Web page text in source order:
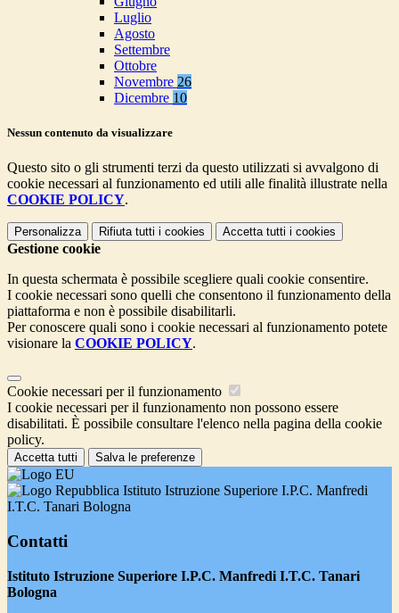
Luglio
Agosto
Settembre
Ottobre
Novembre 26
Dicembre 10
Nessun contenuto da visualizzare
Questo sito o gli strumenti terzi da questo utilizzati si avvalgono di
cookie necessari al funzionamento ed utili alle finalità illustrate nella
COOKIE POLICY.
Personalizza Rifiuta tutti i cookies Accetta tutti i cookies
Gestione cookie
In questa schermata è possibile scegliere quali cookie consentire.
I cookie necessari sono quelli che consentono il funzionamento della
piattaforma e non è possibile disabilitarli.
Per conoscere quali sono i cookie necessari al funzionamento potete
visionare la COOKIE POLICY.
Cookie necessari per il funzionamento
I cookie necessari per il funzionamento non possono essere
disabilitati. È possibile consultare l'elenco nella pagina della cookie
policy.
Accetta tutti Salva le preferenze
Istituto Istruzione Superiore I.P.C. Manfredi
I.T.C. Tanari Bologna
Contatti
Istituto Istruzione Superiore I.P.C. Manfredi I.T.C. Tanari
Bologna